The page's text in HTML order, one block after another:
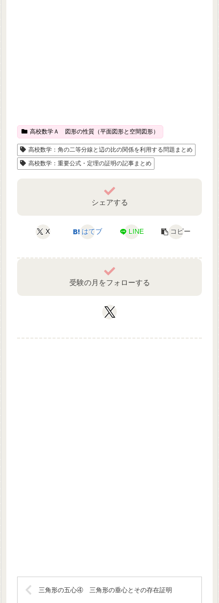
高校数学Ａ 図形の性質（平面図形と空間図形）
高校数学：角の二等分線と辺の比の関係を利用する問題まとめ
高校数学：重要公式・定理の証明の記事まとめ
シェアする
X はてブ LINE コピー
受験の月をフォローする
三角形の五心④ 三角形の垂心とその存在証明